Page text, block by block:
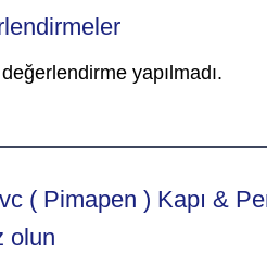
yapılmadı.
( Pimapen ) Kapı &
olun